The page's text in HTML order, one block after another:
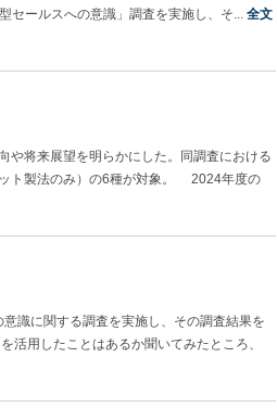
セールスへの意識」調査を実施し、そ... 全文
や将来展望を明らかにした。同調査における
ト製法のみ）の6種が対象。 2024年度の
識に関する調査を実施し、その調査結果を
用したことはあるか聞いてみたところ、